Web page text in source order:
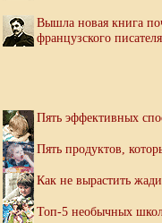
Вышла новая книга
французского писателя
Пять эффективных
Пять продуктов,
Как не вырастить
Топ-5 необычных